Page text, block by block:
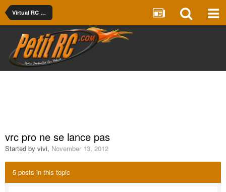
Virtual RC Racing
vrc pro ne se lance pas
Started by vivi, November 13, 2012
5 posts in this topic